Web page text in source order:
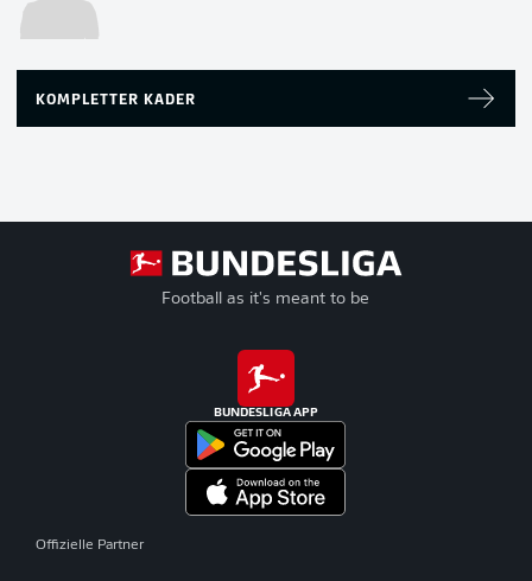
KOMPLETTER KADER
Football as it's meant to be
BUNDESLIGA APP
Offizielle Partner